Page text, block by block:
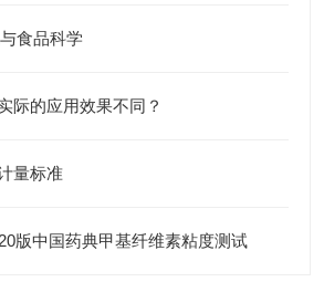
食品科学
际的应用效果不同？
量标准
版中国药典甲基纤维素粘度测试